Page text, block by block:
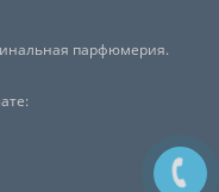
парфюмерия.